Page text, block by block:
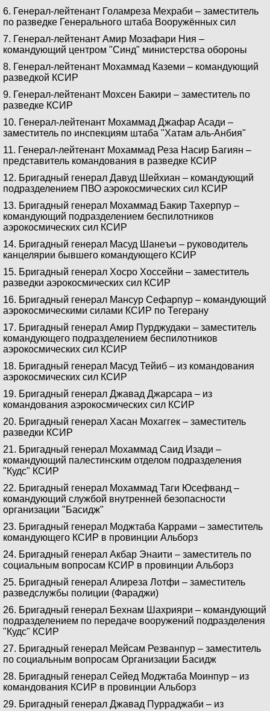
6. Генерал-лейтенант Голамреза Мехраби – заместитель
по разведке Генерального штаба Вооружённых сил
7. Генерал-лейтенант Амир Мозафари Ния –
командующий центром "Синд" министерства обороны
8. Генерал-лейтенант Мохаммад Каземи – командующий
разведкой КСИР
9. Генерал-лейтенант Мохсен Бакири – заместитель по
разведке КСИР
10. Генерал-лейтенант Мохаммад Джафар Асади –
заместитель по инспекциям штаба "Хатам аль-Анбия"
11. Генерал-лейтенант Мохаммад Реза Насир Багиян –
представитель командования в разведке КСИР
12. Бригадный генерал Давуд Шейхиан – командующий
подразделением ПВО аэрокосмических сил КСИР
13. Бригадный генерал Мохаммад Бакир Тахерпур –
командующий подразделением беспилотников
аэрокосмических сил КСИР
14. Бригадный генерал Масуд Шанеъи – руководитель
канцелярии бывшего командующего КСИР
15. Бригадный генерал Хосро Хоссейни – заместитель
разведки аэрокосмических сил КСИР
16. Бригадный генерал Мансур Сефарпур – командующий
аэрокосмическими силами КСИР по Тегерану
17. Бригадный генерал Амир Пурджудаки – заместитель
командующего подразделением беспилотников
аэрокосмических сил КСИР
18. Бригадный генерал Масуд Тейиб – из командования
аэрокосмических сил КСИР
19. Бригадный генерал Джавад Джарсара – из
командования аэрокосмических сил КСИР
20. Бригадный генерал Хасан Мохаггек – заместитель
разведки КСИР
21. Бригадный генерал Мохаммад Саид Изади –
командующий палестинским отделом подразделения
"Кудс" КСИР
22. Бригадный генерал Мохаммад Таги Юсефванд –
командующий службой внутренней безопасности
организации "Басидж"
23. Бригадный генерал Моджтаба Каррами – заместитель
командующего КСИР в провинции Альборз
24. Бригадный генерал Акбар Энаити – заместитель по
социальным вопросам КСИР в провинции Альборз
25. Бригадный генерал Алиреза Лотфи – заместитель
разведслужбы полиции (Фараджи)
26. Бригадный генерал Бехнам Шахрияри – командующий
подразделением по передаче вооружений подразделения
"Кудс" КСИР
27. Бригадный генерал Мейсам Резванпур – заместитель
по социальным вопросам Организации Басидж
28. Бригадный генерал Сейед Моджтаба Моинпур – из
командования КСИР в провинции Альборз
29. Бригадный генерал Джавад Пурраджаби – из